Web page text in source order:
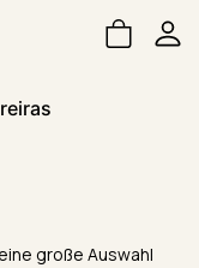
große Auswahl